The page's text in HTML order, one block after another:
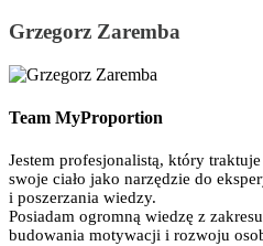
Grzegorz Zaremba
Team MyProportion
Jestem profesjonalistą, który traktuje
swoje ciało jako narzędzie do
i poszerzania wiedzy.
Posiadam ogromną wiedzę z
budowania motywacji i rozwoju